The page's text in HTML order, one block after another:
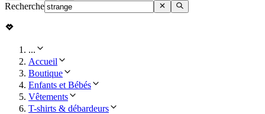
Recherche
...
Accueil
Boutique
Enfants et Bébés
Vêtements
T-shirts & débardeurs